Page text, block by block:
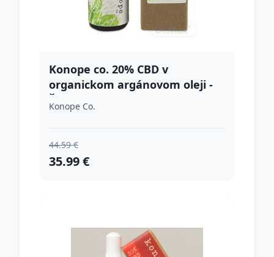
Konope co. 20% CBD v
organickom argánovom oleji -
Široké Spektrum 2000mg
Konope Co.
44.59 €
35.99 €